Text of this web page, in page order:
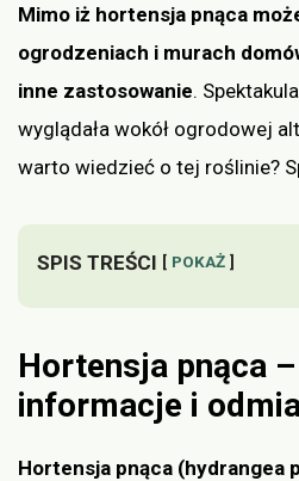
Mimo iż hortensja pnąca
ogrodzeniach i murach
inne zastosowanie.
wyglądała wokół ogrodowej
warto wiedzieć o tej roślinie?
SPIS TREŚCI POKAŻ
Hortensja pnąca
informacje i
Hortensja pnąca (hydrangea